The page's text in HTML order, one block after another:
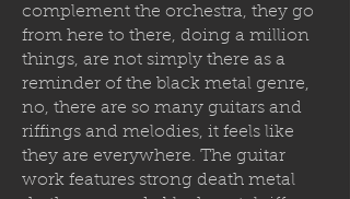
complement the orchestra, they go
from here to there, doing a million
things, are not simply there as a
reminder of the black metal genre,
no, there are so many guitars and
riffings and melodies, it feels like
they are everywhere. The guitar
work features strong death metal